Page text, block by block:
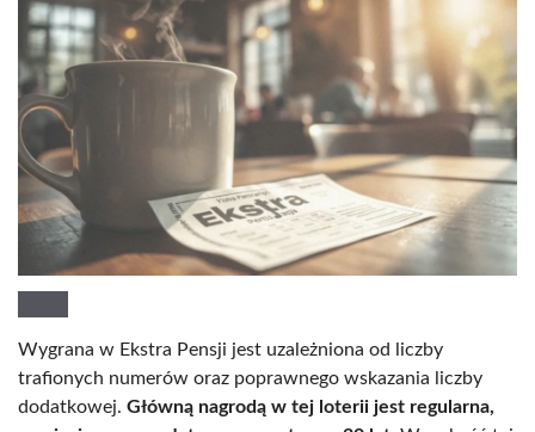
Wygrana w Ekstra Pensji jest uzależniona od liczby
trafionych numerów oraz poprawnego wskazania liczby
dodatkowej. Główną nagrodą w tej loterii jest regularna,